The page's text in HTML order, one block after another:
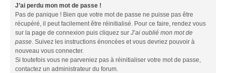
J’ai perdu mon mot de passe !
Pas de panique ! Bien que votre mot de passe ne puisse pas être
récupéré, il peut facilement être réinitialisé. Pour ce faire, rendez vous
sur la page de connexion puis cliquez sur J’ai oublié mon mot de
passe. Suivez les instructions énoncées et vous devriez pouvoir à
nouveau vous connecter.
Si toutefois vous ne parveniez pas à réinitialiser votre mot de passe,
contactez un administrateur du forum.